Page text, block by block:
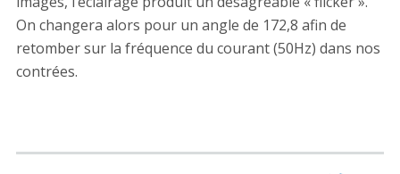
On changera alors pour un angle de 172,8 afin de
retomber sur la fréquence du courant (50Hz) dans nos
contrées.